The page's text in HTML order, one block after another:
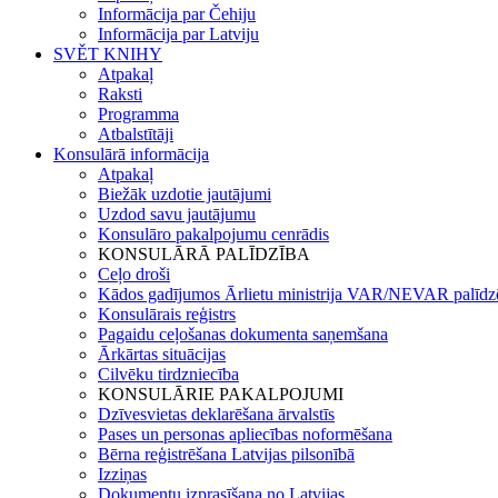
Informācija par Čehiju
Informācija par Latviju
SVĚT KNIHY
Atpakaļ
Raksti
Programma
Atbalstītāji
Konsulārā informācija
Atpakaļ
Biežāk uzdotie jautājumi
Uzdod savu jautājumu
Konsulāro pakalpojumu cenrādis
KONSULĀRĀ PALĪDZĪBA
Ceļo droši
Kādos gadījumos Ārlietu ministrija VAR/NEVAR
Konsulārais reģistrs
Pagaidu ceļošanas dokumenta saņemšana
Ārkārtas situācijas
Cilvēku tirdzniecība
KONSULĀRIE PAKALPOJUMI
Dzīvesvietas deklarēšana ārvalstīs
Pases un personas apliecības noformēšana
Bērna reģistrēšana Latvijas pilsonībā
Izziņas
Dokumentu izprasīšana no Latvijas